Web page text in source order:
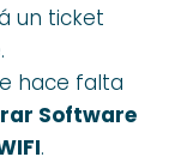
un ticket
hace falta
Software
.